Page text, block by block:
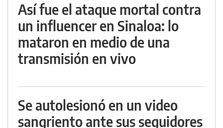
Así fue el ataque mortal contra
un influencer en Sinaloa: lo
mataron en medio de una
transmisión en vivo
Se autolesionó en un video
sangriento ante sus seguidores